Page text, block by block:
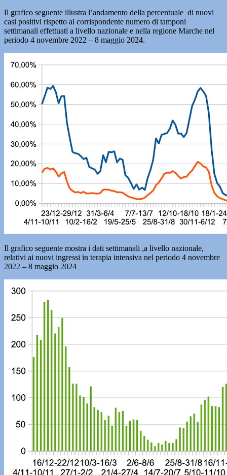
Il grafico seguente illustra l’andamento della percentuale di nuovi
casi positivi rispetto al corrispondente numero di tamponi
settimanali effettuati a livello nazionale e nella regione Marche nel
periodo 4 novembre 2022 – 8 maggio 2024.
Il grafico seguente mostra i dati settimanali ,a livello nazionale,
relativi ai nuovi ingressi in terapia intensiva nel periodo 4 novembre
2022 – 8 maggio 2024